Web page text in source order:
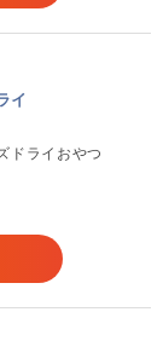
イ
ドライおやつ